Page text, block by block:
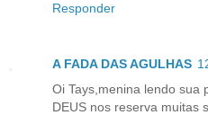
Responder
A FADA DAS AGULHAS
Oi Tays,menina lendo sua
DEUS nos reserva muitas